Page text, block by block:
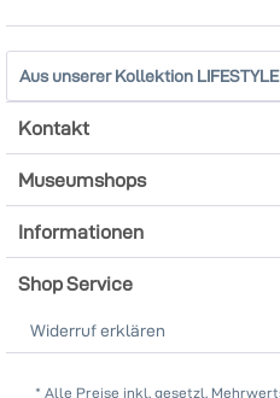
Aus unserer Kollektion LIFESTYLE
Kontakt
Museumshops
Informationen
Shop Service
Widerruf erklären
* Alle Preise inkl. gesetzl.